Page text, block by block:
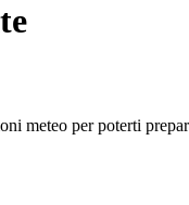
meteo per poterti